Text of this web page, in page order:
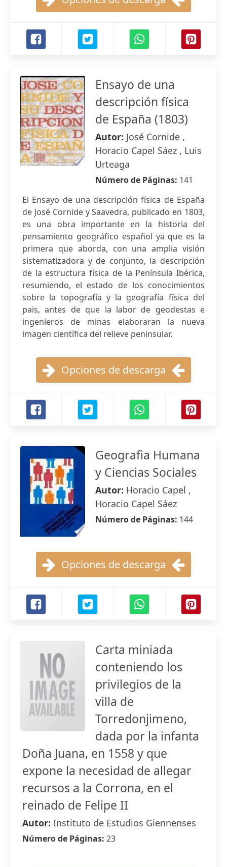
Ensayo de una
descripción física
de España (1803)
Autor: José Cornide ,
Horacio Capel Sáez , Luis
Urteaga
Número de Páginas: 141
El Ensayo de una descripción física de España
de José Cornide y Saavedra, publicado en 1803,
es una obra importante en la historia del
pensamiento geográfico español ya que es la
primera que aborda, con una amplia visión
sistematizadora y de conjunto, la descripción
de la estructura física de la Península Ibérica,
resumiendo, el estado de los conocimientos
sobre la topografía y la geografía física del
pais, antes de que la labor de geodestas e
ingenieros de minas elaboraran la nueva
imagen científica del relieve peninsular.
Opciones de descarga
Geografia Humana
y Ciencias Sociales
Autor: Horacio Capel ,
Horacio Capel Sáez
Número de Páginas: 144
Opciones de descarga
Carta miniada
conteniendo los
privilegios de la
villa de
Torredonjimeno,
dada por la infanta
Doña Juana, en 1558 y que
expone la necesidad de allegar
recursos a la Corrona, en el
reinado de Felipe II
Autor: Instituto de Estudios Giennenses
Número de Páginas: 23